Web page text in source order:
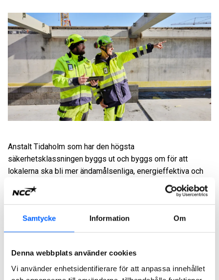
Samtycke Information Om
Denna webbplats använder cookies
Vi använder enhetsidentifierare för att anpassa innehållet
Anstalt Tidaholm som har den högsta
säkerhetsklassningen byggs ut och byggs om för att
lokalerna ska bli mer ändamålsenliga, energieffektiva och
uppfylla dagens säkerhetskrav. Utbyggnaden har pågått
sedan 2021 och efter årsskiftet börjar produktionen av den
fjärde etappen.
smidig produktion. Säkerhetsklassade byggnader är ett
segment där vi har stor kompetens och kan bidra till att
effektivt möta behoven på fler anstaltsplatser, säger